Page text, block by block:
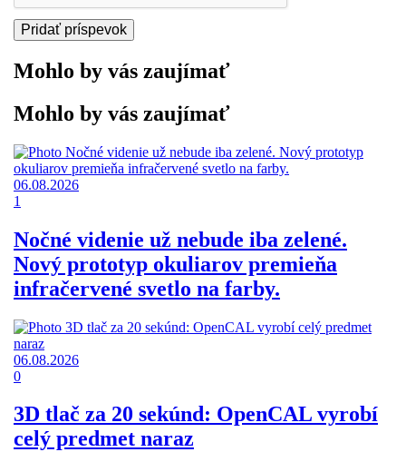
Mohlo by vás zaujímať
Mohlo by vás zaujímať
06.08.2026
1
Nočné videnie už nebude iba zelené.
Nový prototyp okuliarov premieňa
infračervené svetlo na farby.
06.08.2026
0
3D tlač za 20 sekúnd: OpenCAL vyrobí
celý predmet naraz